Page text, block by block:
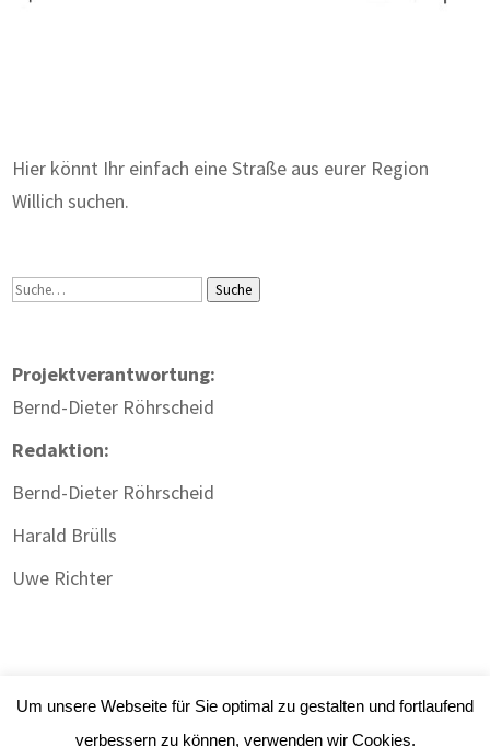
Hier könnt Ihr einfach eine Straße aus eurer Region
Willich suchen.
Suche Suche
Projektverantwortung:
Bernd-Dieter Röhrscheid
Redaktion:
Bernd-Dieter Röhrscheid
Harald Brülls
Uwe Richter
Um unsere Webseite für Sie optimal zu gestalten und fortlaufend
verbessern zu können, verwenden wir Cookies.